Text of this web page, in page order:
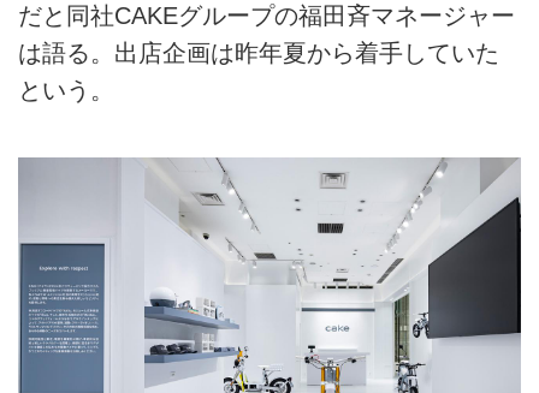
だと同社CAKEグループの福田斉マネージャー
は語る。出店企画は昨年夏から着手していた
という。